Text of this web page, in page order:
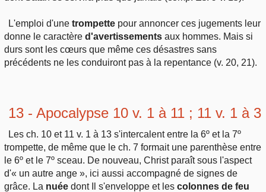
L'emploi d'unetrompette pour annoncer ces jugements leur
donne le caractère d'avertissements aux hommes. Mais si
durs sont les cœurs que même ces désastres sans
précédents ne les conduiront pas à la repentance (v. 20, 21).
13 - Apocalypse 10 v. 1 à 11 ; 11 v. 1 à 3
Les ch. 10 et 11 v. 1 à 13 s'intercalent entre la 6º et la 7º
trompette, de même que le ch. 7 formait une parenthèse entre
le 6º et le 7º sceau. De nouveau, Christ paraît sous l'aspect
d'« un autre ange », ici aussi accompagné de signes de
grâce. La nuée dont Il s'enveloppe et les colonnes de feu